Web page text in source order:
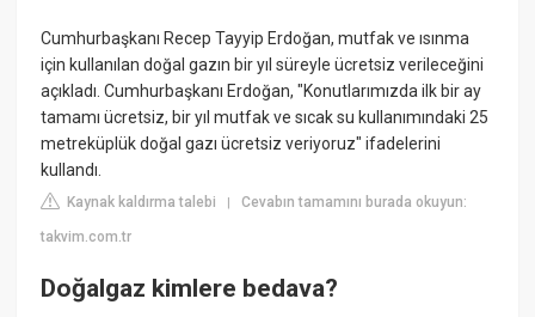
Cumhurbaşkanı Recep Tayyip Erdoğan, mutfak ve ısınma
için kullanılan doğal gazın bir yıl süreyle ücretsiz verileceğini
açıkladı. Cumhurbaşkanı Erdoğan, "Konutlarımızda ilk bir ay
tamamı ücretsiz, bir yıl mutfak ve sıcak su kullanımındaki 25
metreküplük doğal gazı ücretsiz veriyoruz" ifadelerini
kullandı.
Kaynak kaldırma talebi |Cevabın tamamını burada okuyun:
takvim.com.tr
Doğalgaz kimlere bedava?